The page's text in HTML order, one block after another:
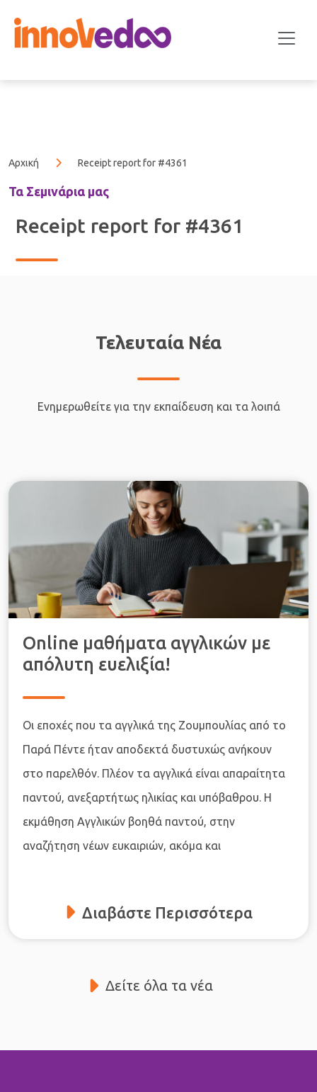
Αρχική Receipt report for #4361
Τα Σεμινάρια μας
Receipt report for #4361
Τελευταία Νέα
Ενημερωθείτε για την εκπαίδευση και τα λοιπά
Online μαθήματα αγγλικών με
απόλυτη ευελιξία!
Οι εποχές που τα αγγλικά της Ζουμπουλίας από το
Παρά Πέντε ήταν αποδεκτά δυστυχώς ανήκουν
στο παρελθόν. Πλέον τα αγγλικά είναι απαραίτητα
παντού, ανεξαρτήτως ηλικίας και υπόβαθρου. Η
εκμάθηση Αγγλικών βοηθά παντού, στην
αναζήτηση νέων ευκαιριών, ακόμα και
Διαβάστε Περισσότερα
Δείτε όλα τα νέα